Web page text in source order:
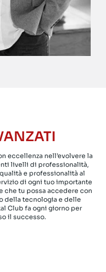
eccellenza nell’evolvere la
livelli di professionalità,
e professionalità al
di ogni tuo importante
che tu possa accedere con
della tecnologia e delle
Club fa ogni giorno per
il successo.